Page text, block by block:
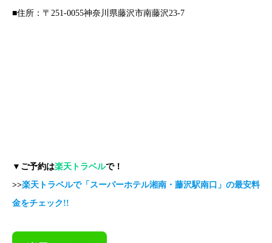
■住所：〒251-0055神奈川県藤沢市南藤沢23-7
▼ご予約は楽天トラベルで！
>>楽天トラベルで「スーパーホテル湘南・藤沢駅南口」の最安料
金をチェック!!